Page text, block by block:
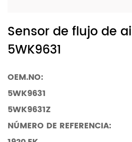
Sensor de flujo de
5WK9631
OEM.NO:
5WK9631
5WK9631Z
NÚMERO DE REFERENCIA: